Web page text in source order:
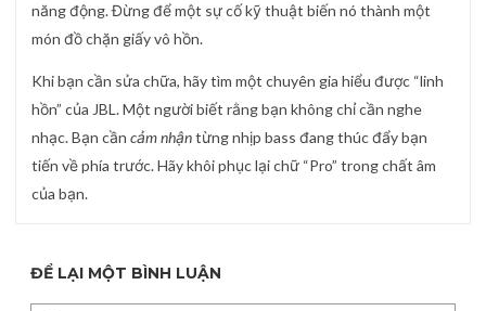
năng động. Đừng để một sự cố kỹ thuật biến nó thành một
món đồ chặn giấy vô hồn.
Khi bạn cần sửa chữa, hãy tìm một chuyên gia hiểu được “linh
hồn” của JBL. Một người biết rằng bạn không chỉ cần nghe
nhạc. Bạn cần cảm nhậntừng nhịp bass đang thúc đẩy bạn
tiến về phía trước. Hãy khôi phục lại chữ “Pro” trong chất âm
của bạn.
ĐỂ LẠI MỘT BÌNH LUẬN